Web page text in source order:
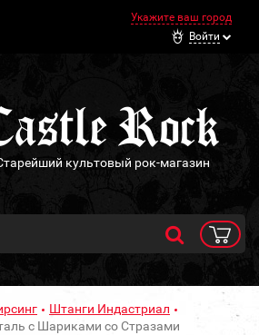
Укажите ваш город
Войти
культовый рок-магазин
Штанги Индастриал
с Шариками со Стразами